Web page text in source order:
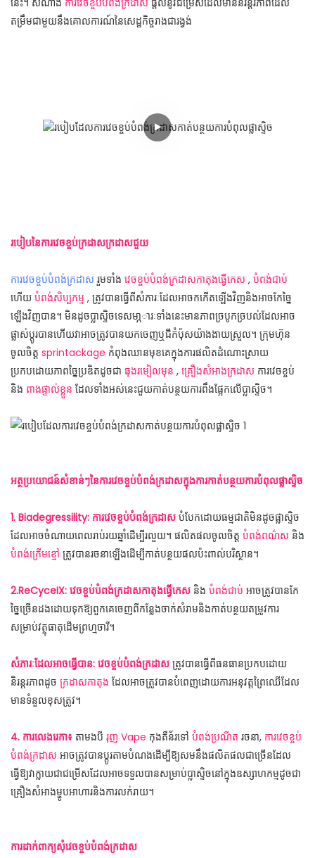
នេះ។ សំណាង ការវេចខ្ចប់បំពង់ក្រដាស ផ្តល់នូវជម្រើសដែលមាននិរន្តរភាពដែល
តម្រឹមជាមួយនឹងគោលការណ៍នៃសេដ្ឋកិច្ចរាងជារង្វង់
របៀបនៃការវេចខ្ចប់ក្រដាសក្រដាសជួយ
ការវេចខ្ចប់បំពង់ក្រដាស រួមទាំង វេចខ្ចប់បំពង់ក្រដាសកាតុងធ្វើកេស , បំពង់ជាប់
ហើយ បំពង់សិប្បកម្ម , ត្រូវបានធ្វើពីសំភារៈដែលអាចកកើតឡើងវិញនិងអាចកែច្នៃ
ឡើងវិញបាន។ មិនដូចប្លាស្ទិចទេសមា្ភារៈទាំងនេះមានភាពច្របូកច្របល់ដែលអាច
ផ្លាស់ប្តូរបានហើយវាអាចត្រូវបានយកចេញឬជីកំប៉ុសយ៉ាងងាយស្រួល។ ក្រុមហ៊ុន
ចូលចិត្ត sprintackage កំពុងឈានមុខគេក្នុងការផលិតដំណោះស្រាយ
ប្រកបដោយភាពច្នៃប្រឌិតដូចជា ធុងរមៀលមុន , គ្រឿងសំអាងក្រដាស ការវេចខ្ចប់
និង ពាងផ្ទាល់ខ្លួន ដែលទាំងអស់នេះជួយកាត់បន្ថយការពឹងផ្អែកលើប្លាស្ទិច។
អត្ថប្រយោជន៍សំខាន់ៗនៃការវេចខ្ចប់បំពង់ក្រដាសក្នុងការកាត់បន្ថយការបំពុលផ្លាស្ទិច
1. Biadegressility: ការវេចខ្ចប់បំពង់ក្រដាស បំបែកដោយធម្មជាតិមិនដូចផ្លាស្ទិច
ដែលអាចចំណាយពេលរាប់រយឆ្នាំដើម្បីរលួយ។ ផលិតផលចូលចិត្ត បំពង់ពណ៌ស និង
បំពង់ក្រើមខ្មៅ ត្រូវបានរចនាឡើងដើម្បីកាត់បន្ថយផលប៉ះពាល់បរិស្ថាន។
2.ReCyceIX: វេចខ្ចប់បំពង់ក្រដាសកាតុងធ្វើកេស និង បំពង់ជាប់ អាចត្រូវបានកែ
ច្នៃច្រើនដងដោយទុកឱ្យពួកគេចេញពីកន្លែងចាក់សំរាមនិងកាត់បន្ថយតម្រូវការ
សម្រាប់វត្ថុធាតុដើមព្រហ្មចារី។
សំភារៈដែលអាចធ្វើបាន: វេចខ្ចប់បំពង់ក្រដាស ត្រូវបានធ្វើពីធនធានប្រកបដោយ
និរន្តរភាពដូច ក្រដាសកាតុង ដែលអាចត្រូវបានបំពេញដោយការអនុវត្តព្រៃឈើដែល
មានទំនួលខុសត្រូវ។
4. ការលេងរេកា៖ តាមងបី រុញ Vape កុងតឺន័រទៅ បំពង់ប្រណីត រចនា, ការវេចខ្ចប់
បំពង់ក្រដាស អាចត្រូវបានប្ដូរតាមបំណងដើម្បីឱ្យសមនឹងផលិតផលជាច្រើនដែល
ធ្វើឱ្យវាក្លាយជាជម្រើសដែលអាចទទួលបានសម្រាប់ប្លាស្ទិចនៅក្នុងឧស្សាហកម្មដូចជា
គ្រឿងសំអាងម្ហូបអាហារនិងការលក់រាយ។
ការដាក់ពាក្យសុំវេចខ្ចប់បំពង់ក្រដាស